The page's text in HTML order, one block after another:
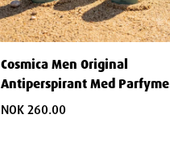
Cosmica Men Original
Antiperspirant Med Parfyme
50 ml
NOK 260.00